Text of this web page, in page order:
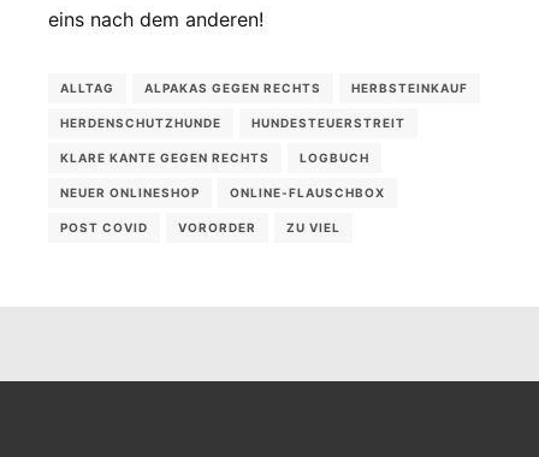
eins nach dem anderen!
ALLTAG ALPAKAS GEGEN RECHTS HERBSTEINKAUF
HERDENSCHUTZHUNDE HUNDESTEUERSTREIT
KLARE KANTE GEGEN RECHTS LOGBUCH
NEUER ONLINESHOP ONLINE-FLAUSCHBOX
POST COVID VORORDER ZU VIEL